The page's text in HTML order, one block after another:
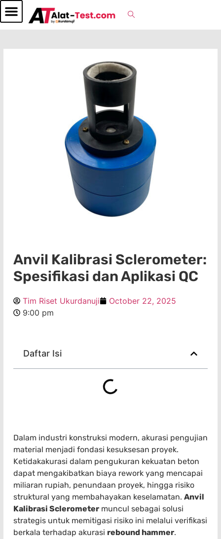
Anvil Kalibrasi Sclerometer:
Spesifikasi dan Aplikasi QC
Tim Riset Ukurdanuji
October 22, 2025
9:00 pm
Daftar Isi
Dalam industri konstruksi modern, akurasi pengujian
material menjadi fondasi kesuksesan proyek.
Ketidakakurasi dalam pengukuran kekuatan beton
dapat mengakibatkan biaya rework yang mencapai
miliaran rupiah, penundaan proyek, hingga risiko
struktural yang membahayakan keselamatan. Anvil
Kalibrasi Sclerometer muncul sebagai solusi
strategis untuk memitigasi risiko ini melalui verifikasi
berkala terhadap akurasi rebound hammer.